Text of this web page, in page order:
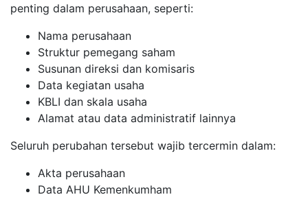
penting dalam perusahaan, seperti:
Nama perusahaan
Struktur pemegang saham
Susunan direksi dan komisaris
Data kegiatan usaha
KBLI dan skala usaha
Alamat atau data administratif lainnya
Seluruh perubahan tersebut wajib tercermin dalam:
Akta perusahaan
Data AHU Kemenkumham